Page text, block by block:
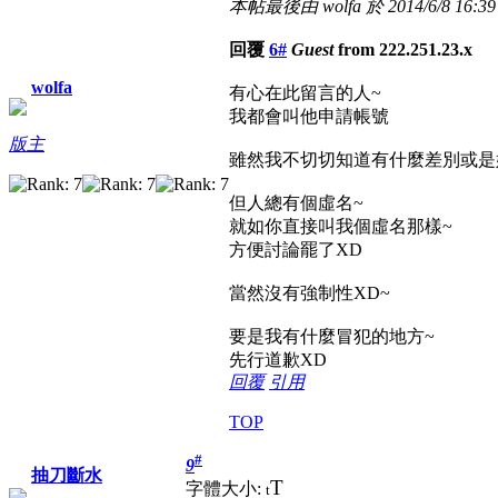
wolfa
版主
本帖最後由 wolfa 於 2014/6/8
回覆 6# Guestfrom 222.251.23.x
有心在此留言的人~
我都會叫他申請帳號
雖然我不切切知道有什麼差別或
但人總有個虛名~
就如你直接叫我個虛名那樣~
方便討論罷了XD
當然沒有強制性XD~
要是我有什麼冒犯的地方~
先行道歉XD
回覆 引用
TOP
抽刀斷水
9#
字體大小: tT